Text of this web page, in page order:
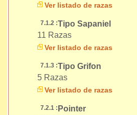
Ver listado de razas
7.1.2 :Tipo Sapaniel
11 Razas
Ver listado de razas
7.1.3 :Tipo Grifon
5 Razas
Ver listado de razas
7.2.1 : Pointer